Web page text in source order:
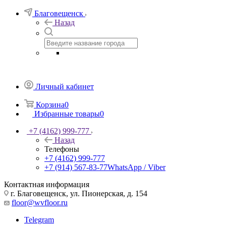
Благовещенск
Назад
Личный кабинет
Корзина0
Избранные товары0
+7 (4162) 999-777
Назад
Телефоны
+7 (4162) 999-777
+7 (914) 567-83-77WhatsApp / Viber
Контактная информация
г. Благовещенск, ул. Пионерская, д. 154
floor@wvfloor.ru
Telegram